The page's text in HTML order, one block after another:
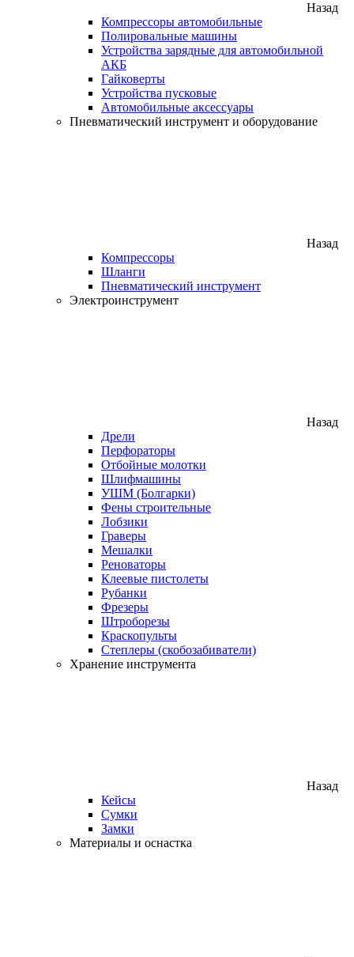
Назад
Компрессоры автомобильные
Полировальные машины
Устройства зарядные для автомобильной
АКБ
Гайковерты
Устройства пусковые
Автомобильные аксессуары
Пневматический инструмент и оборудование
Назад
Компрессоры
Шланги
Пневматический инструмент
Электроинструмент
Назад
Дрели
Перфораторы
Отбойные молотки
Шлифмашины
УШМ (Болгарки)
Фены строительные
Лобзики
Граверы
Мешалки
Реноваторы
Клеевые пистолеты
Рубанки
Фрезеры
Штроборезы
Краскопульты
Степлеры (скобозабиватели)
Хранение инструмента
Назад
Кейсы
Сумки
Замки
Материалы и оснастка